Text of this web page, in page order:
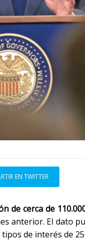
EN TWITTER
de cerca de
anterior. El dato
de interés de